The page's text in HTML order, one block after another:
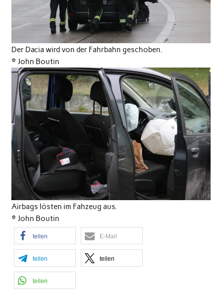
Der Dacia wird von der Fahrbahn geschoben.
© John Boutin
Airbags lösten im Fahzeug aus.
© John Boutin
teilen E-Mail
teilen teilen
teilen